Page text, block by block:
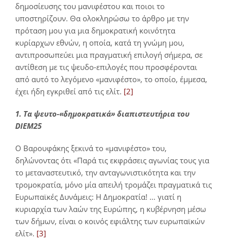
δημοσίευσης του μανιφέστου και ποιοι το
υποστηρίζουν. Θα ολοκληρώσω το άρθρο με την
πρόταση μου για μια δημοκρατική κοινότητα
κυρίαρχων εθνών, η οποία, κατά τη γνώμη μου,
αντιπροσωπεύει μια πραγματική επιλογή σήμερα, σε
αντίθεση με τις ψευδο-επιλογές που προσφέρονται
από αυτό το λεγόμενο «μανιφέστο», το οποίο, έμμεσα,
έχει ήδη εγκριθεί από τις ελίτ. [2]
1. Τα ψευτο-«δημοκρατικά» διαπιστευτήρια του
DIEM25
Ο Βαρουφάκης ξεκινά το «μανιφέστο» του,
δηλώνοντας ότι «Παρά τις εκφράσεις αγωνίας τους για
το μεταναστευτικό, την ανταγωνιστικότητα και την
τρομοκρατία, μόνο μία απειλή τρομάζει πραγματικά τις
Ευρωπαϊκές Δυνάμεις: Η Δημοκρατία! … γιατί η
κυριαρχία των λαών της Ευρώπης, η κυβέρνηση μέσω
των δήμων, είναι ο κοινός εφιάλτης των ευρωπαϊκών
ελίτ». [3]